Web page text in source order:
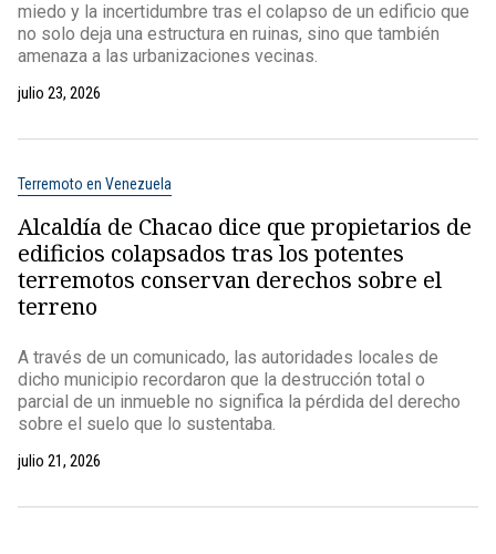
miedo y la incertidumbre tras el colapso de un edificio que
no solo deja una estructura en ruinas, sino que también
amenaza a las urbanizaciones vecinas.
julio 23, 2026
Terremoto en Venezuela
Alcaldía de Chacao dice que propietarios de
edificios colapsados tras los potentes
terremotos conservan derechos sobre el
terreno
A través de un comunicado, las autoridades locales de
dicho municipio recordaron que la destrucción total o
parcial de un inmueble no significa la pérdida del derecho
sobre el suelo que lo sustentaba.
julio 21, 2026